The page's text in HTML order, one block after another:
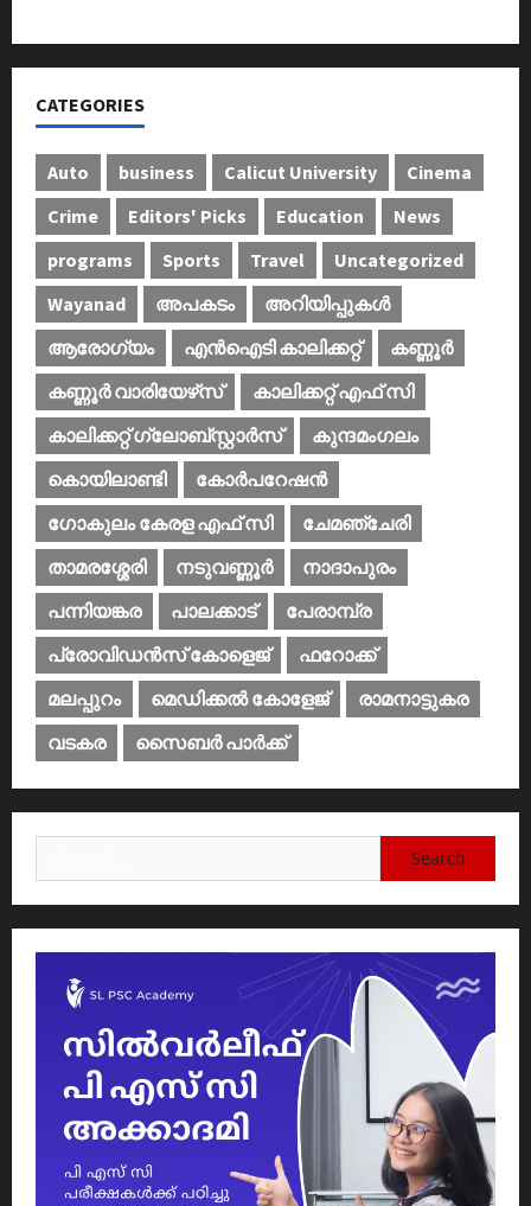
CATEGORIES
Auto business Calicut University
Cinema
Crime
Editors' Picks Education
News
programs
Sports Travel
Uncategorized
Wayanad
അപകടം
അറിയിപ്പുകള്‍
ആരോഗ്യം
എൻഐടി കാലിക്കറ്റ്
കണ്ണൂര്‍
കണ്ണൂര്‍ വാരിയേഴ്‌സ്
കാലിക്കറ്റ് എഫ് സി
കാലിക്കറ്റ് ഗ്ലോബ്സ്റ്റാർസ്
കുന്ദമംഗലം
കൊയിലാണ്ടി
കോര്‍പറേഷന്‍
ഗോകുലം കേരള എഫ് സി
ചേമഞ്ചേരി
താമരശ്ശേരി
നടുവണ്ണൂര്‍
നാദാപുരം
പന്നിയങ്കര
പാലക്കാട്‌
പേരാമ്പ്ര
പ്രോവിഡന്‍സ് കോളെജ്‌
ഫറോക്ക്
മലപ്പുറം
മെഡിക്കൽ കോളേജ്‌
രാമനാട്ടുകര
വടകര
സൈബര്‍ പാര്‍ക്ക്‌
for: